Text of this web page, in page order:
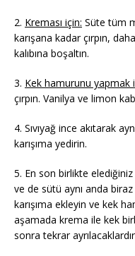
2. Kreması için: Süte tüm
karışana kadar çırpın,
kalıbına boşaltın.
3. Kek hamurunu yapmak
çırpın. Vanilya ve limon
4. Sıvıyağ ince akıtarak
karışıma yedirin.
5. En son birlikte elediğiniz
ve de sütü aynı anda
karışıma ekleyin ve kek
aşamada krema ile kek
sonra tekrar